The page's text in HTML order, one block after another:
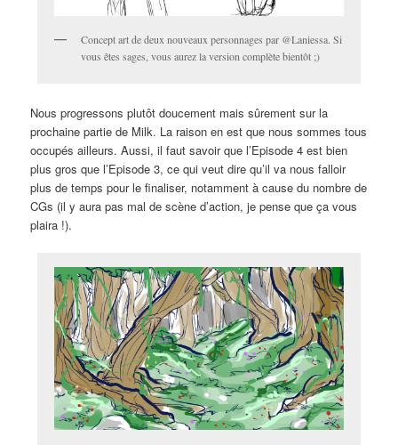
Concept art de deux nouveaux personnages par @Laniessa. Si
vous êtes sages, vous aurez la version complète bientôt ;)
Nous progressons plutôt doucement mais sûrement sur la
prochaine partie de Milk. La raison en est que nous sommes tous
occupés ailleurs. Aussi, il faut savoir que l’Episode 4 est bien
plus gros que l’Episode 3, ce qui veut dire qu’il va nous falloir
plus de temps pour le finaliser, notamment à cause du nombre de
CGs (il y aura pas mal de scène d’action, je pense que ça vous
plaira !).